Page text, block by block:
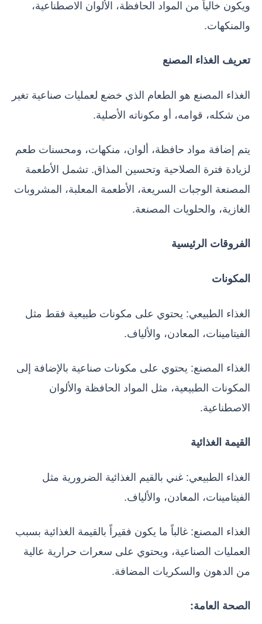
ويكون خالياً من المواد الحافظة، الألوان الاصطناعية،
والمنكهات.
تعريف الغذاء المصنع
الغذاء المصنع هو الطعام الذي خضع لعمليات صناعية تغير
من شكله، قوامه، أو مكوناته الأصلية.
يتم إضافة مواد حافظة، ألوان، منكهات، ومحسنات طعم
لزيادة فترة الصلاحية وتحسين المذاق. تشمل الأطعمة
المصنعة الوجبات السريعة، الأطعمة المعلبة، المشروبات
الغازية، والحلويات المصنعة.
الفروقات الرئيسية
المكونات
الغذاء الطبيعي: يحتوي على مكونات طبيعية فقط مثل
الفيتامينات، المعادن، والألياف.
الغذاء المصنع: يحتوي على مكونات صناعية بالإضافة إلى
المكونات الطبيعية، مثل المواد الحافظة والألوان
الاصطناعية.
القيمة الغذائية
الغذاء الطبيعي: غني بالقيم الغذائية الضرورية مثل
الفيتامينات، المعادن، والألياف.
الغذاء المصنع: غالباً ما يكون فقيراً بالقيمة الغذائية بسبب
العمليات الصناعية، ويحتوي على سعرات حرارية عالية
من الدهون والسكريات المضافة.
الصحة العامة: